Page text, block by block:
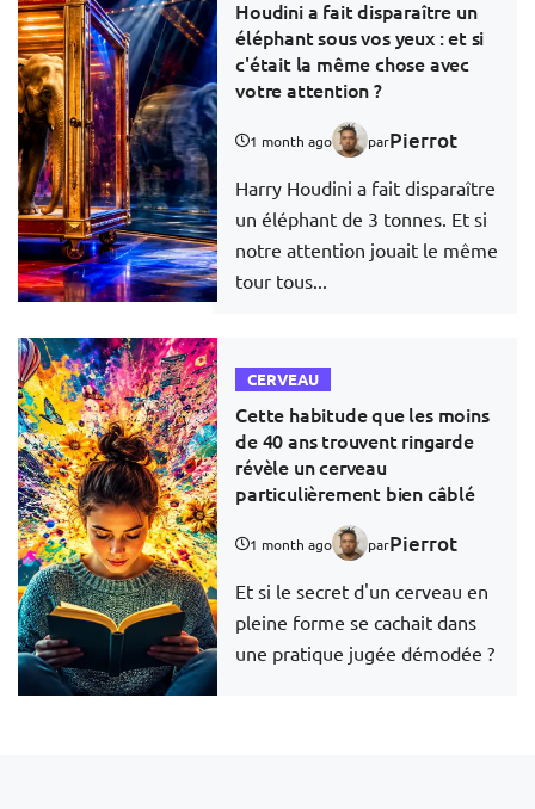
Houdini a fait disparaître un
éléphant sous vos yeux : et si
c'était la même chose avec
votre attention ?
1 month ago parPierrot
Harry Houdini a fait disparaître
un éléphant de 3 tonnes. Et si
notre attention jouait le même
tour tous...
CERVEAU
Cette habitude que les moins
de 40 ans trouvent ringarde
révèle un cerveau
particulièrement bien câblé
1 month ago parPierrot
Et si le secret d'un cerveau en
pleine forme se cachait dans
une pratique jugée démodée ?